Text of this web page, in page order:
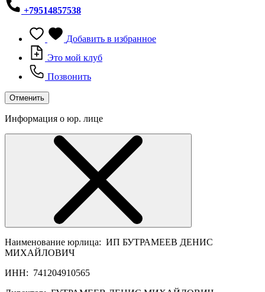
+79514857538
Добавить в избранное
Это мой клуб
Позвонить
Отменить
Информация о юр. лице
Наименование юрлица: ИП БУТРАМЕЕВ ДЕНИС
МИХАЙЛОВИЧ
ИНН: 741204910565